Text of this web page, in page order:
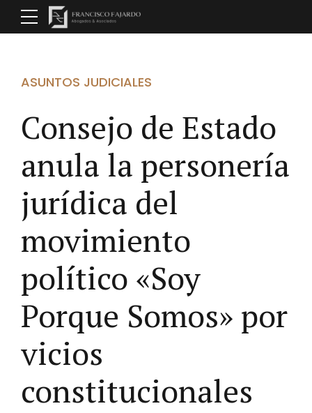
ASUNTOS JUDICIALES
Consejo de Estado
anula la personería
jurídica del
movimiento
político «Soy
Porque Somos» por
vicios
constitucionales